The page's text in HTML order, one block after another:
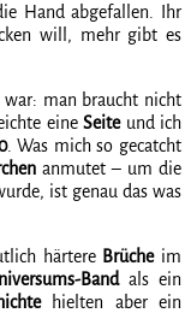
Hand abgefallen. Ihr
will, mehr gibt es
war: man braucht nicht
eineSeiteund ich
. Was mich so gecatcht
anmutet – um die
ist genau das was
härtere Brücheim
Bandals ein
hielten aber ein